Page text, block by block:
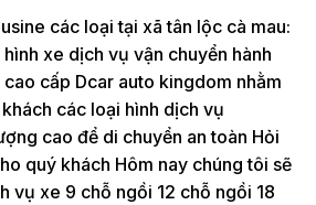
các loại tại xã tân lộc cà mau:
xe dịch vụ vận chuyển hành
cấp Dcar auto kingdom nhằm
các loại hình dịch vụ
cao để di chuyển an toàn Hỏi
quý khách Hôm nay chúng tôi sẽ
vụ xe 9 chỗ ngồi 12 chỗ ngồi 18